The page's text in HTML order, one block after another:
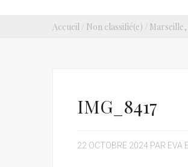
Accueil / Non classifié(e) /
IMG_8417
22 OCTOBRE 2024 PAR EVA